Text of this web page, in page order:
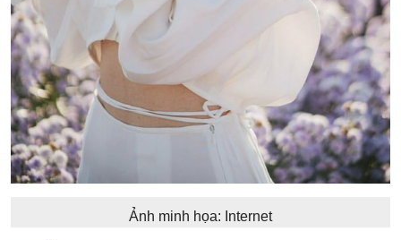
Ảnh minh họa: Internet